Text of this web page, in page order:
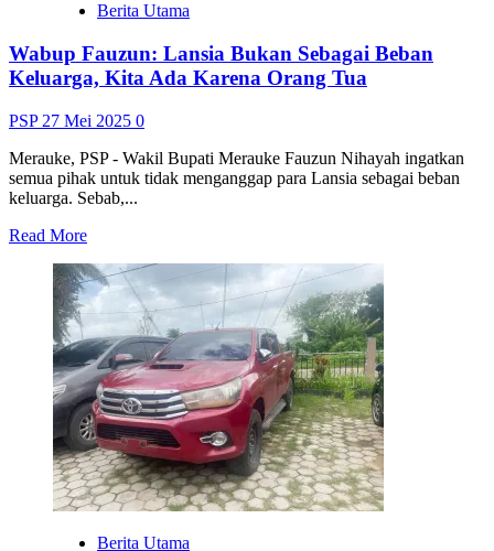
Dedi
Berita Utama
Wabup Fauzun: Lansia Bukan Sebagai Beban
Keluarga, Kita Ada Karena Orang Tua
PSP 27 Mei 2025 0
Merauke, PSP - Wakil Bupati Merauke Fauzun Nihayah ingatkan
semua pihak untuk tidak menganggap para Lansia sebagai beban
keluarga. Sebab,...
Read MoreRead
about
Wabup
Fauzun:
Lansia
Bukan
Sebagai
Beban
Keluarga,
Kita
Ada
Karena
Orang
Tua
Berita Utama